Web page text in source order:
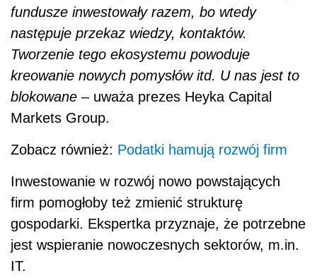
fundusze inwestowały razem, bo wtedy
następuje przekaz wiedzy, kontaktów.
Tworzenie tego ekosystemu powoduje
kreowanie nowych pomysłów itd. U nas jest to
blokowane – uważa prezes Heyka Capital
Markets Group.
Zobacz również: Podatki hamują rozwój firm
Inwestowanie w rozwój nowo powstających
firm pomogłoby też zmienić strukturę
gospodarki. Ekspertka przyznaje, że potrzebne
jest wspieranie nowoczesnych sektorów, m.in.
IT.